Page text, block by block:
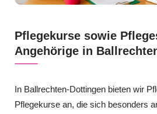
Pflegekurse sowie
Angehörige in
In Ballrechten-Dottingen bieten wir
Pflegekurse an, die sich besonders